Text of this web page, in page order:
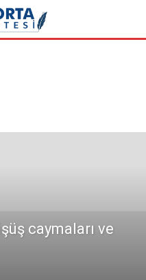
caymaları ve